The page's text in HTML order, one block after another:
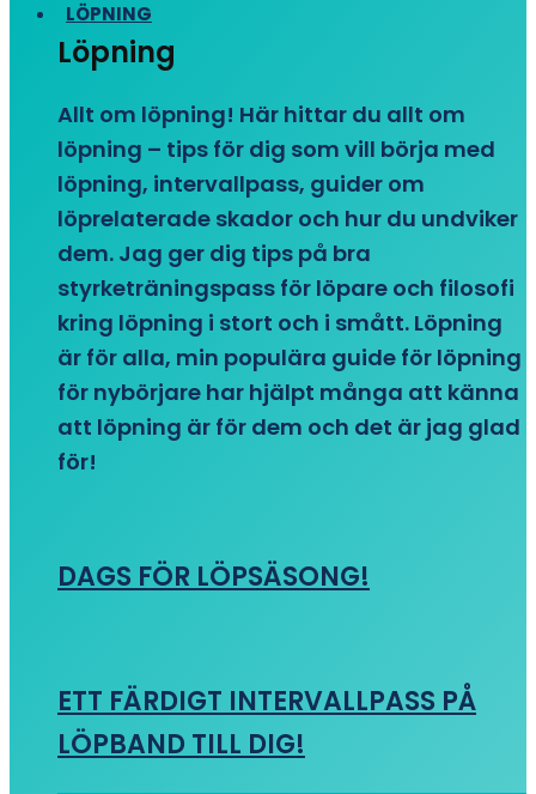
LÖPNING
Löpning
Allt om löpning! Här hittar du allt om
löpning – tips för dig som vill börja med
löpning, intervallpass, guider om
löprelaterade skador och hur du undviker
dem. Jag ger dig tips på bra
styrketräningspass för löpare och filosofi
kring löpning i stort och i smått. Löpning
är för alla, min populära guide för löpning
för nybörjare har hjälpt många att känna
att löpning är för dem och det är jag glad
för!
DAGS FÖR LÖPSÄSONG!
ETT FÄRDIGT INTERVALLPASS PÅ
LÖPBAND TILL DIG!